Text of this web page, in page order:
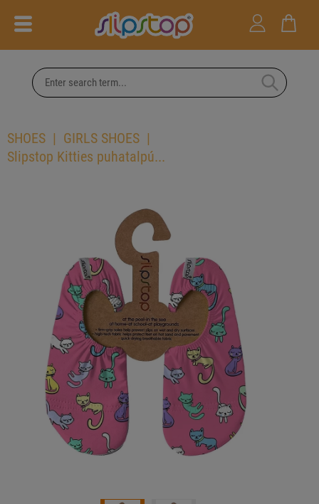
SHOES
GIRLS SHOES
Slipstop Kitties puhatalpú...